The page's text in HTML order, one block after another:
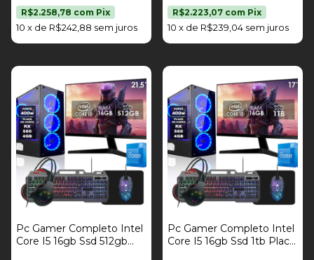
4gb Kit Gamer Monitor 17"
Fonte 400W Strong Tech
10 x de R$242,88 sem juros
R$2.258,78 com Pix
4gb Kit Gamer Monitor
21,5" Fonte 400W Strong
Tech
10 x de R$239,04 sem juros
R$2.223,07 com Pix
Pc Gamer Completo Intel
Core I5 16gb Ssd 512gb
Pc Gamer Completo Intel
Core I5 16gb Ssd 1tb Placa